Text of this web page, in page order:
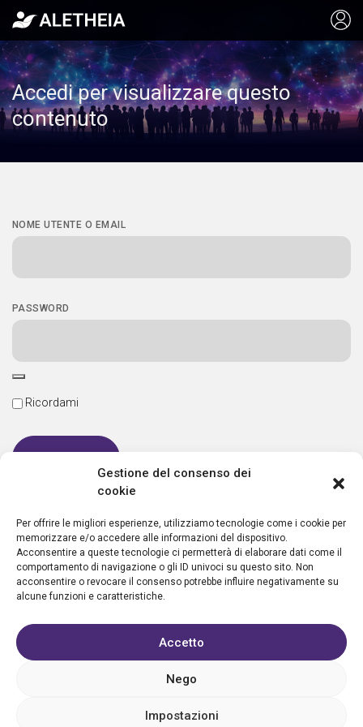
Gestione del consenso dei
cookie
Per offrire le migliori esperienze, utilizziamo tecnologie come i cookie per
memorizzare e/o accedere alle informazioni del dispositivo.
Acconsentire a queste tecnologie ci permetterà di elaborare dati come il
comportamento di navigazione o gli ID univoci su questo sito. Non
acconsentire o revocare il consenso potrebbe influire negativamente su
alcune funzioni e caratteristiche.
Accetto
Nego
Impostazioni
Accedi per visualizzare questo
contenuto
NOME UTENTE O EMAIL
PASSWORD
Ricordami
Nuovo utente?Crea un account
Condizioni d’uso